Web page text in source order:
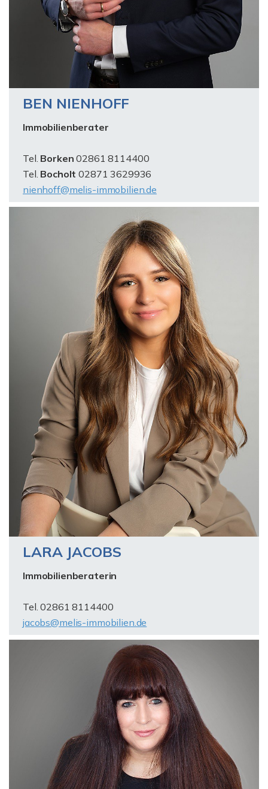
BEN NIENHOFF
Immobilienberater
Tel. Borken02861 8114400
Tel. Bocholt02871 3629936
nienhoff@melis-immobilien.de
LARA JACOBS
Immobilienberaterin
Tel. 02861 8114400
jacobs@melis-immobilien.de